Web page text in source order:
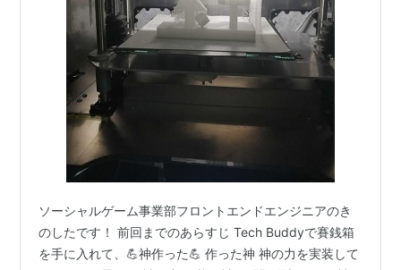
ソーシャルゲーム事業部フロントエンドエンジニアのき
のしたです！ 前回までのあらすじ Tech Buddyで賽銭箱
を手に入れて、💪神作った💪 作った神 神の力を実装して